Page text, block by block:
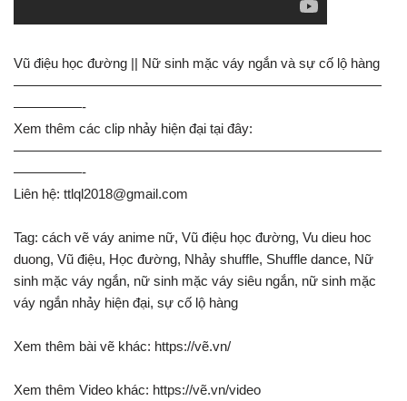
Vũ điệu học đường || Nữ sinh mặc váy ngắn và sự cố lộ hàng
———————————————————————————
—————-
Xem thêm các clip nhảy hiện đại tại đây:
———————————————————————————
—————-
Liên hệ: ttlql2018@gmail.com
Tag: cách vẽ váy anime nữ, Vũ điệu học đường, Vu dieu hoc
duong, Vũ điệu, Học đường, Nhảy shuffle, Shuffle dance, Nữ
sinh mặc váy ngắn, nữ sinh mặc váy siêu ngắn, nữ sinh mặc
váy ngắn nhảy hiện đại, sự cố lộ hàng
Xem thêm bài vẽ khác: https://vẽ.vn/
Xem thêm Video khác: https://vẽ.vn/video